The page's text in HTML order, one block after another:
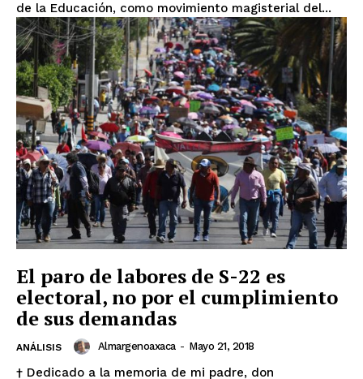
de la Educación, como movimiento magisterial del...
El paro de labores de S-22 es
electoral, no por el cumplimiento
de sus demandas
ANÁLISIS Almargenoaxaca - Mayo 21, 2018
† Dedicado a la memoria de mi padre, don